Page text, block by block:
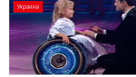
Украина